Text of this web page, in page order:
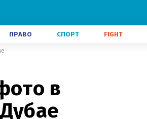
ПРАВО СПОРТ FIGHT
в